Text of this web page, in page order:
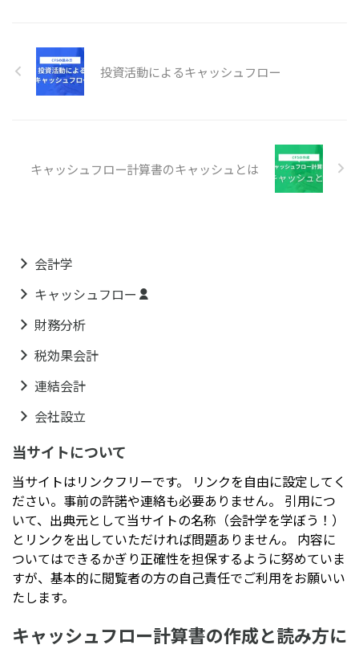
投資活動によるキャッシュフロー
キャッシュフロー計算書のキャッシュとは
会計学
キャッシュフロー
財務分析
税効果会計
連結会計
会社設立
当サイトについて
当サイトはリンクフリーです。 リンクを自由に設定してく
ださい。事前の許諾や連絡も必要ありません。 引用につ
いて、出典元として当サイトの名称（会計学を学ぼう！）
とリンクを出していただければ問題ありません。 内容に
ついてはできるかぎり正確性を担保するように努めていま
すが、基本的に閲覧者の方の自己責任でご利用をお願いい
たします。
キャッシュフロー計算書の作成と読み方に